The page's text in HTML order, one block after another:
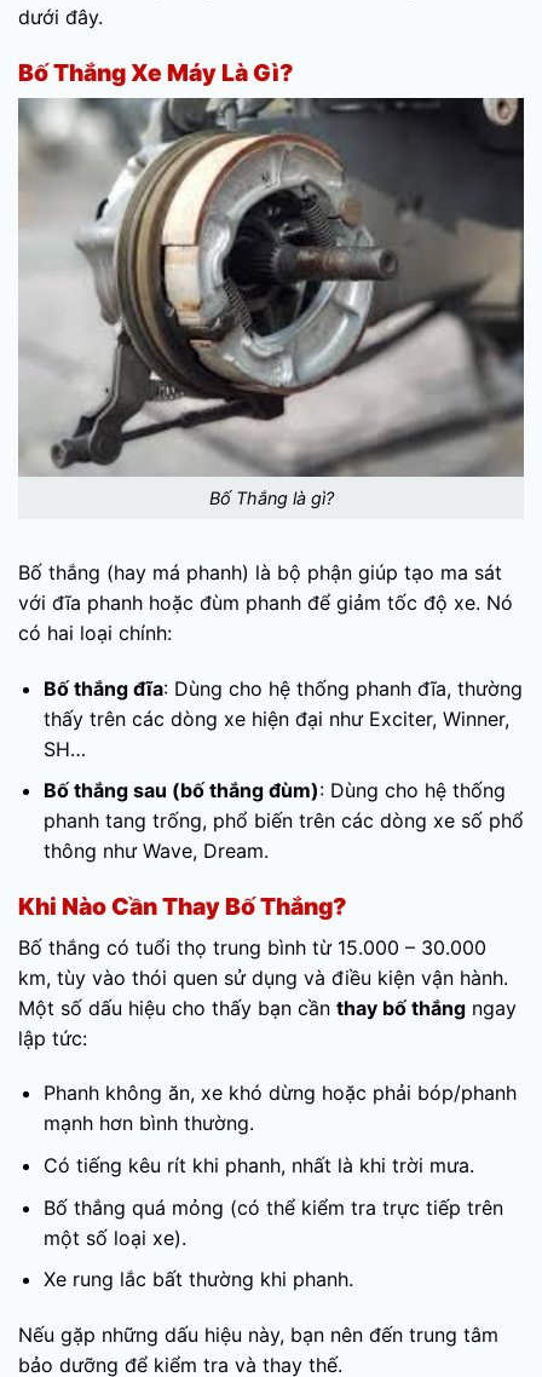
dưới đây.
Bố Thắng Xe Máy Là Gì?
Bố Thắng là gì?
Bố thắng (hay má phanh) là bộ phận giúp tạo ma sát
với đĩa phanh hoặc đùm phanh để giảm tốc độ xe. Nó
có hai loại chính:
Bố thắng đĩa: Dùng cho hệ thống phanh đĩa, thường
thấy trên các dòng xe hiện đại như Exciter, Winner,
SH…
Bố thắng sau (bố thắng đùm): Dùng cho hệ thống
phanh tang trống, phổ biến trên các dòng xe số phổ
thông như Wave, Dream.
Khi Nào Cần Thay Bố Thắng?
Bố thắng có tuổi thọ trung bình từ 15.000 – 30.000
km, tùy vào thói quen sử dụng và điều kiện vận hành.
Một số dấu hiệu cho thấy bạn cần thay bố thắng ngay
lập tức:
Phanh không ăn, xe khó dừng hoặc phải bóp/phanh
mạnh hơn bình thường.
Có tiếng kêu rít khi phanh, nhất là khi trời mưa.
Bố thắng quá mỏng (có thể kiểm tra trực tiếp trên
một số loại xe).
Xe rung lắc bất thường khi phanh.
Nếu gặp những dấu hiệu này, bạn nên đến trung tâm
bảo dưỡng để kiểm tra và thay thế.